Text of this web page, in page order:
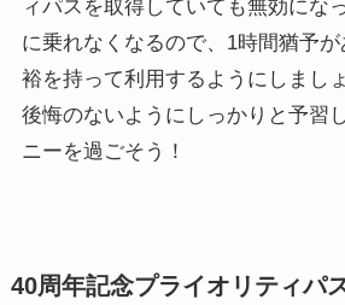
ィパスを取得していても無効にな
に乗れなくなるので、1時間猶予
裕を持って利用するようにしまし
後悔のないようにしっかりと予習
ニーを過ごそう！
40周年記念プライオリティパ